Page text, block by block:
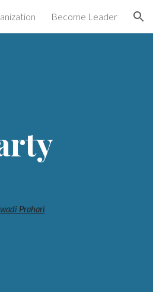
Become Leader
Prahari